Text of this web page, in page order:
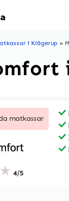
i Klågerup »
matkassar
4/5